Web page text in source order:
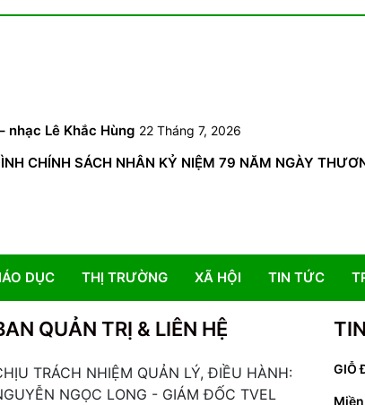
nhạc Lê Khắc Hùng 22 Tháng 7, 2026
CHÍNH SÁCH NHÂN KỶ NIỆM 79 NĂM NGÀY
DỤC THỊ TRƯỜNG XÃ HỘI TIN TỨC
QUẢN TRỊ & LIÊN HỆ
TRÁCH NHIỆM QUẢN LÝ, ĐIỀU HÀNH:
NGỌC LONG - GIÁM ĐỐC TVEL
GIỖ